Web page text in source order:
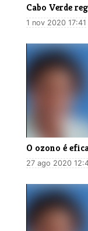
Cabo Verde
1 nov 2020 17:41
O ozono é
27 ago 2020